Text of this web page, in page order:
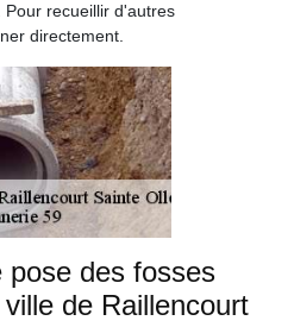
recueillir d'autres
directement.
pose des fosses
de Raillencourt